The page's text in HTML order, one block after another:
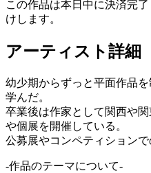
この作品は本日中に決済完了
けします。
アーティスト詳細
幼少期からずっと平面作品
学んだ。
卒業後は作家として関西や
や個展を開催している。
公募展やコンペティションで
-作品のテーマについて-